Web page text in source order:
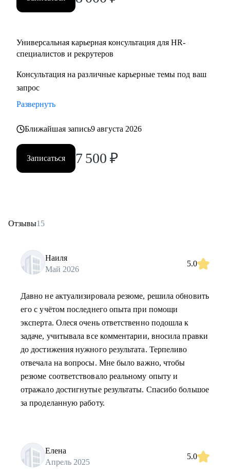
Partner;
Универсальная карьерная консультация для HR-
специалистов и рекрутеров
Консультация на различные карьерные темы под ваш
запрос
Развернуть
Ближайшая запись9 августа 2026
Записаться 7 500 ₽
Отзывы15
Наиля
Май 2026
5.0
Давно не актуализировала резюме, решила обновить
его с учётом последнего опыта при помощи
эксперта. Олеся очень ответственно подошла к
задаче, учитывала все комментарии, вносила правки
до достижения нужного результата. Терпеливо
отвечала на вопросы. Мне было важно, чтобы
резюме соответствовало реальному опыту и
отражало достигнутые результаты. Спасибо большое
за проделанную работу.
Елена
Апрель 2025
5.0